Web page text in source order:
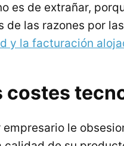
es de extrañar,
de las razones por
y la facturación
costes
empresario le